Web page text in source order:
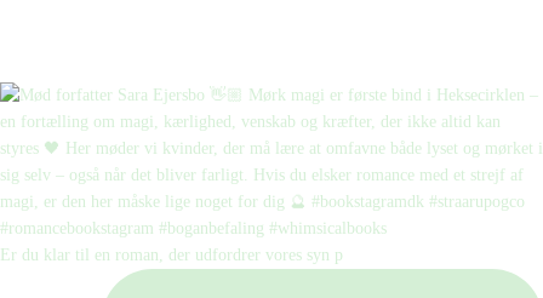
Er du klar til en roman, der udfordrer vores syn p